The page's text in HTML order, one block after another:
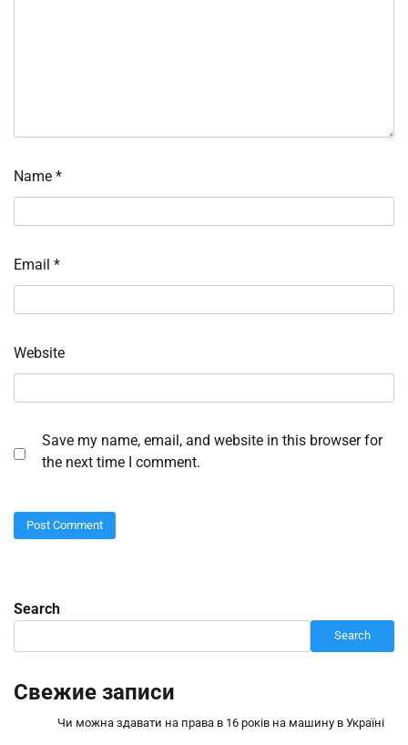
Name *
Email *
Website
Save my name, email, and website in this browser for
the next time I comment.
Search
Search
Свежие записи
Чи можна здавати на права в 16 років на машину в Україні